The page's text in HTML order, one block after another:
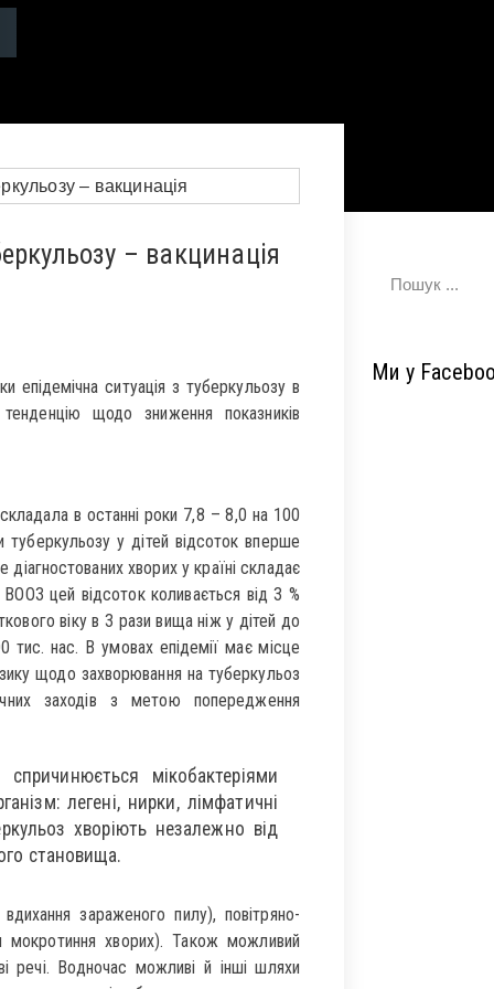
– вакцинація
епідемічна ситуація з туберкульозу в
щодо зниження показників
в останні роки 7,8 – 8,0 на 100
туберкульозу у дітей відсоток вперше
діагностованих хворих у країні складає
цей відсоток коливається від 3 %
віку в 3 рази вища ніж у дітей до
тис. нас. В умовах епідемії має місце
щодо захворювання на туберкульоз
заходів з метою попередження
мікобактеріями
легені, нирки, лімфатичні
хворіють незалежно від
становища.
зараженого пилу), повітряно-
мокротиння хворих). Також можливий
речі. Водночас можливі й інші шляхи
Ми у